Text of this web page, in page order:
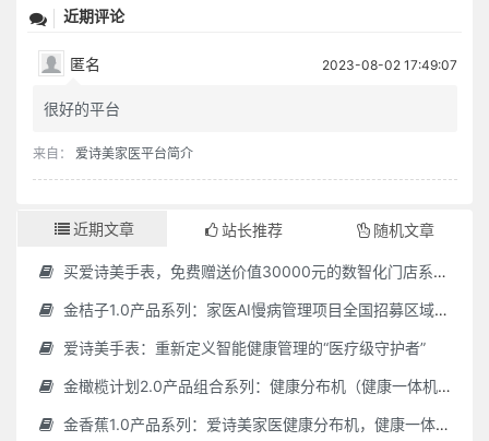
近期评论
匿名 2023-08-02 17:49:07
很好的平台
来自： 爱诗美家医平台简介
近期文章 站长推荐 随机文章
买爱诗美手表，免费赠送价值30000元的数智化门店系统一套（含硬件）
金桔子1.0产品系列：家医AI慢病管理项目全国招募区域合伙人，低投入，高回报，长收益
爱诗美手表：重新定义智能健康管理的“医疗级守护者”
金橄榄计划2.0产品组合系列：健康分布机（健康一体机）+慢病管理系统，可落地在健康小屋，社区服务中心等等
金香蕉1.0产品系列：爱诗美家医健康分布机，健康一体机，社区服务中心，药店，健康小屋都需要